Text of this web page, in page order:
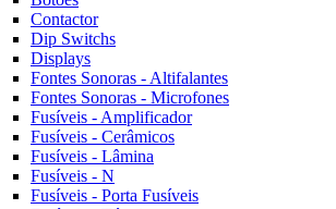
Contactor
Dip Switchs
Displays
Fontes Sonoras - Altifalantes
Fontes Sonoras - Microfones
Fusíveis - Amplificador
Fusíveis - Cerâmicos
Fusíveis - Lâmina
Fusíveis - N
Fusíveis - Porta Fusíveis